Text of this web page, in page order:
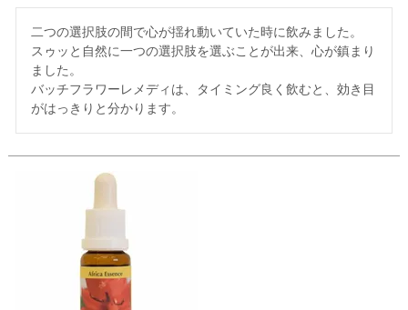
二つの選択肢の間で心が揺れ動いていた時に飲みました。
スゥッと自然に一つの選択肢を選ぶことが出来、心が鎮まり
ました。
バッチフラワーレメディは、タイミング良く飲むと、効き目